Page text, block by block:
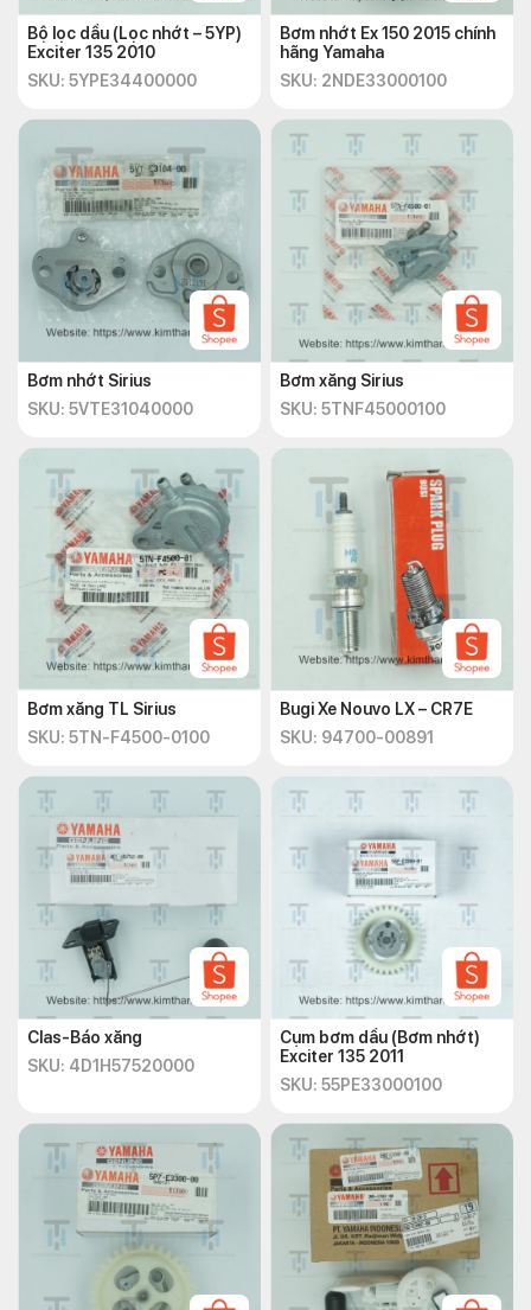
Bộ lọc dầu (Lọc nhớt – 5YP)
Exciter 135 2010
SKU: 5YPE34400000
Bơm nhớt Ex 150 2015 chính
hãng Yamaha
SKU: 2NDE33000100
Bơm nhớt Sirius
SKU: 5VTE31040000
Bơm xăng Sirius
SKU: 5TNF45000100
Bơm xăng TL Sirius
SKU: 5TN-F4500-0100
Bugi Xe Nouvo LX – CR7E
SKU: 94700-00891
Clas-Báo xăng
SKU: 4D1H57520000
Cụm bơm dầu (Bơm nhớt)
Exciter 135 2011
SKU: 55PE33000100